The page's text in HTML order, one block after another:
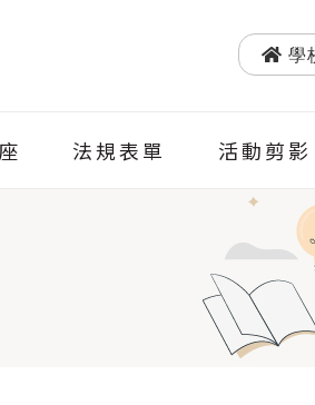
學
法規表單 活動剪影